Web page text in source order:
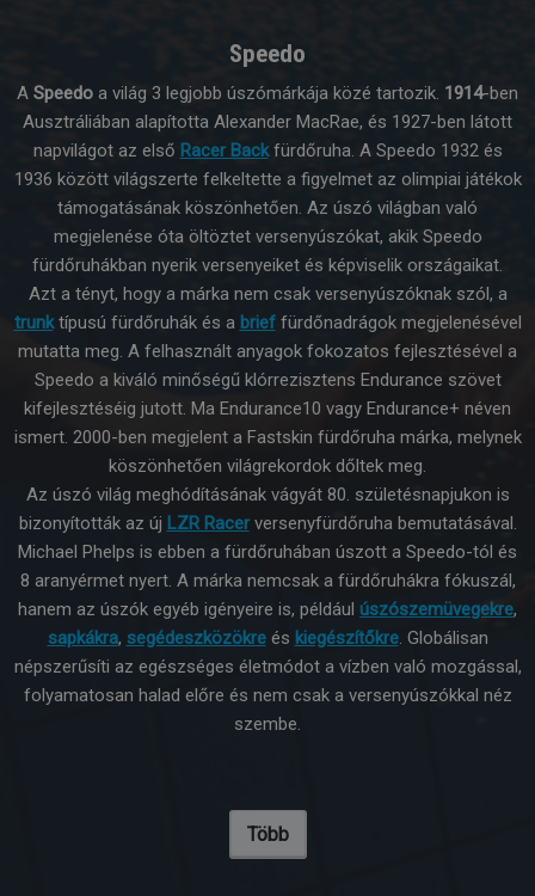
Speedo
A Speedo a világ 3 legjobb úszómárkája közé tartozik. 1914-ben
Ausztráliában alapította Alexander MacRae, és 1927-ben látott
napvilágot az első Racer Backfürdőruha. A Speedo 1932 és
1936 között világszerte felkeltette a figyelmet az olimpiai játékok
támogatásának köszönhetően. Az úszó világban való
megjelenése óta öltöztet versenyúszókat, akik Speedo
fürdőruhákban nyerik versenyeiket és képviselik országaikat.
Azt a tényt, hogy a márka nem csak versenyúszóknak szól, a
trunktípusú fürdőruhák és a brieffürdőnadrágok megjelenésével
mutatta meg. A felhasznált anyagok fokozatos fejlesztésével a
Speedo a kiváló minőségű klórrezisztens Endurance szövet
kifejlesztéséig jutott. Ma Endurance10 vagy Endurance+ néven
ismert. 2000-ben megjelent a Fastskin fürdőruha márka, melynek
köszönhetően világrekordok dőltek meg.
Az úszó világ meghódításának vágyát 80. születésnapjukon is
bizonyították az új LZR Racerversenyfürdőruha bemutatásával.
Michael Phelps is ebben a fürdőruhában úszott a Speedo-tól és
8 aranyérmet nyert. A márka nemcsak a fürdőruhákra fókuszál,
hanem az úszók egyéb igényeire is, például úszószemüvegekre,
sapkákra, segédeszközökreés kiegészítőkre. Globálisan
népszerűsíti az egészséges életmódot a vízben való mozgással,
folyamatosan halad előre és nem csak a versenyúszókkal néz
szembe.
Több